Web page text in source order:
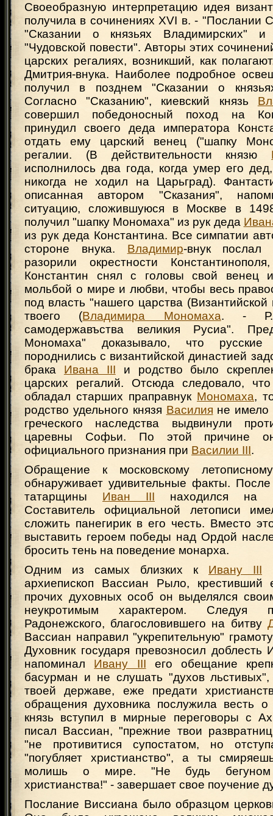
Своеобразную интерпретацию идея
получила в сочинениях XVI в. - "Послании
"Сказании о князьях Владимирских" и
"Чудовской повести". Авторы этих
царских регалиях, возникший, как
Дмитрия-внука. Наиболее подробное
получил в позднем "Сказании о
Согласно "Сказанию", киевский князь
совершил победоносный поход на
принудил своего деда императора
отдать ему царский венец ("шапку
регалии. (В действительности князю
исполнилось два года, когда умер его
никогда не ходил на Царьград).
описанная автором "Сказания",
ситуацию, сложившуюся в Москве в
получил "шапку Мономаха" из рук деда
из рук деда Константина. Все симпатии
стороне внука. Владимир-внук послал
разорили окрестности
Константин снял с головы свой венец
мольбой о мире и любви, чтобы весь
под власть "нашего царства
твоего (Владимира Мономаха. - Р.
самодержавъства великия Русиа".
Мономаха" доказывало, что русские
породнились с византийской династией
брака Ивана III и родство было
царских регалий. Отсюда следовало,
обладал старших праправнук Мономаха,
родство удельного князя Василия не имело
греческого наследства выдвинули
царевны Софьи. По этой причине
официального признания при Василии III.
Обращение к московскому
обнаруживает удивительные факты.
татарщины Иван III находился на
Составитель официальной летописи
сложить панегирик в его честь. Вместо
выставить героем победы над Ордой
бросить тень на поведение монарха.
Одним из самых близких к Ивану III
архиепископ Вассиан Рыло, крестивший
прочих духовных особ он выделялся
неукротимым характером. Следуя
Радонежского, благословившего на битву
Вассиан направил "укрепительную"
Духовник государя превозносил
напоминал Ивану III его обещание
басурман и не слушать "духов
твоей державе, еже предати
обращения духовника послужила весть
князь вступил в мирные переговоры с
писал Вассиан, "прежние твои
"не противитися супостатом, но
"погубляет христианство", а ты
молишь о мире. "Не будь бегуном
христианства!" - завершает свое поучение
Послание Виссиана было образцом